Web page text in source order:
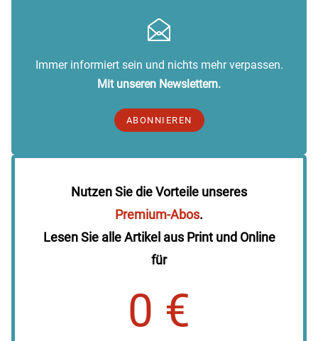
Immer informiert sein und nichts mehr verpassen.
Mit unseren Newslettern.
ABONNIEREN
Nutzen Sie die Vorteile unseres
Premium-Abos.
Lesen Sie alle Artikel aus Print und Online
für
0 €